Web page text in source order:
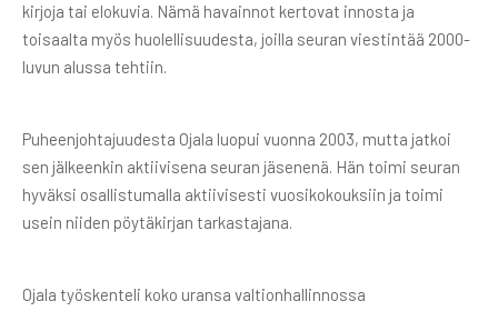
kirjoja tai elokuvia. Nämä havainnot kertovat innosta ja
toisaalta myös huolellisuudesta, joilla seuran viestintää 2000-
luvun alussa tehtiin.
Puheenjohtajuudesta Ojala luopui vuonna 2003, mutta jatkoi
sen jälkeenkin aktiivisena seuran jäsenenä. Hän toimi seuran
hyväksi osallistumalla aktiivisesti vuosikokouksiin ja toimi
usein niiden pöytäkirjan tarkastajana.
Ojala työskenteli koko uransa valtionhallinnossa